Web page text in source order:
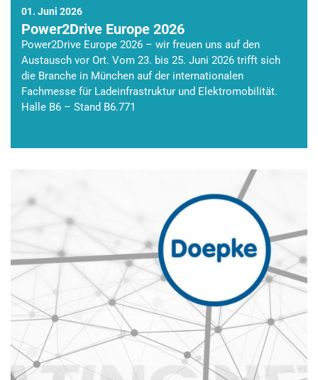
01. Juni 2026
Power2Drive Europe 2026
Power2Drive Europe 2026 – wir freuen uns auf den
Austausch vor Ort. Vom 23. bis 25. Juni 2026 trifft sich
die Branche in München auf der internationalen
Fachmesse für Ladeinfrastruktur und Elektromobilität.
Halle B6 – Stand B6.771